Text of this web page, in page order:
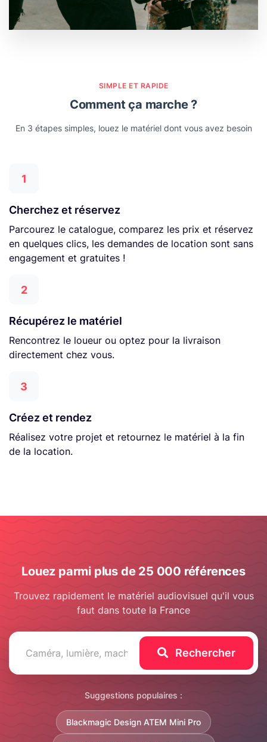
SIMPLE ET RAPIDE
Comment ça marche ?
En 3 étapes simples, louez le matériel dont vous avez besoin
1
Cherchez et réservez
Parcourez le catalogue, comparez les prix et réservez
en quelques clics, les demandes de location sont sans
engagement et gratuites !
2
Récupérez le matériel
Rencontrez le loueur ou optez pour la livraison
directement chez vous.
3
Créez et rendez
Réalisez votre projet et retournez le matériel à la fin
de la location.
Louez parmi plus de 25 000 références
Trouvez rapidement le matériel audiovisuel qu'il vous
faut dans toute la France
Rechercher
Suggestions populaires :
Blackmagic Design ATEM Mini Pro